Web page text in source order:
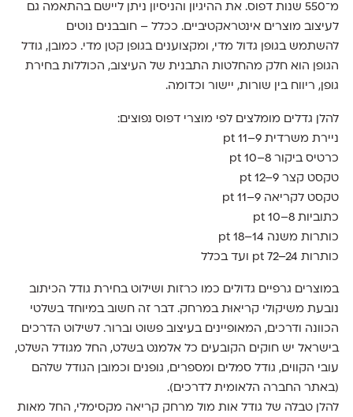
מ־550 שנות דפוס. את ההיגיון והניסיון ניתן ליישם בהתאמה גם
לעיצוב מוצרים אינטראקטיביים. ככלל – חובבנים נוטים
להשתמש בגופן גדול מדי, ומקצוענים בגופן קטן מדי. כמובן, גודל
הגופן הוא חלק מהחלטות התבנית של העיצוב, הכוללות בחירת
גופן, ריווח בין שורות, יישור וכדומה.
להלן גדלים מומלצים לפי מוצרי דפוס נפוצים:
ניירת משרדית pt 11–9
כרטיס ביקור pt 10–8
טקסט קצר pt 12–9
טקסט לקריאה 9–11 pt
כתוביות pt 10–8
כותרות משנה pt 18–14
כותרות pt 72–24 ועד בכלל
במוצרים גרפיים גדולים כמו כרזות ושילוט בחירת גודל הכיתוב
נובעת משיקולי קריאוּת במרחק. דבר זה חשוב במיוחד בשלטי
הכוונה ודרכים, המאופיינים בעיצוב פשוט וברור. לשילוט הדרכים
בישראל יש חוקים הקובעים כל אלמנט בשלט, החל מגודל השלט,
עובי הקווים, גודל סמלים ומספרים, גופנים וכמובן הגודל שלהם
(באתר החברה הלאומית לדרכים).
להלן טבלה של גודל אות מול מרחק קריאה מקסימלי, החל מאות